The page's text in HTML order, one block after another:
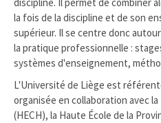
la fois de la discipline et de son
supérieur. Il se centre donc
la pratique professionnelle :
systèmes d'enseignement,
L'Université de Liège est
organisée en collaboration avec
(HECH), la Haute École de la